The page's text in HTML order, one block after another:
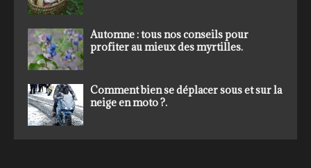
Automne : tous nos conseils pour
profiter au mieux des myrtilles.
Comment bien se déplacer sous et sur la
neige en moto ?.